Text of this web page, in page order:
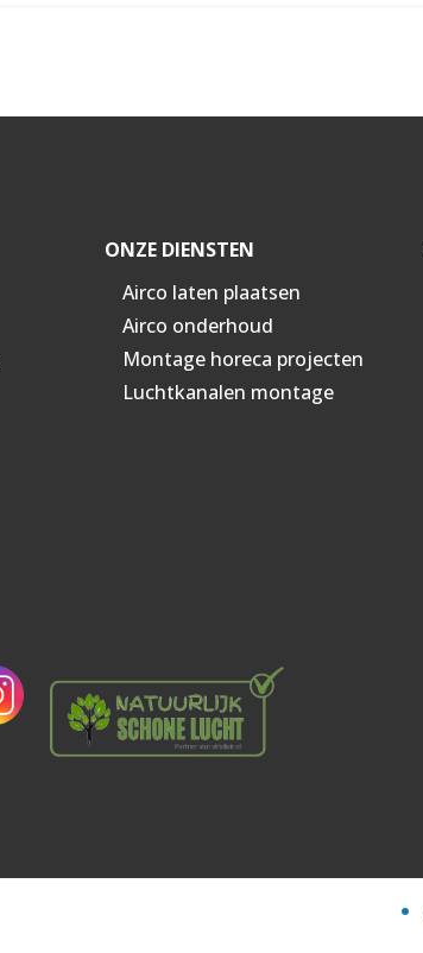
ONZE DIENSTEN
Airco laten plaatsen
Airco onderhoud
Montage horeca projecten
Luchtkanalen montage